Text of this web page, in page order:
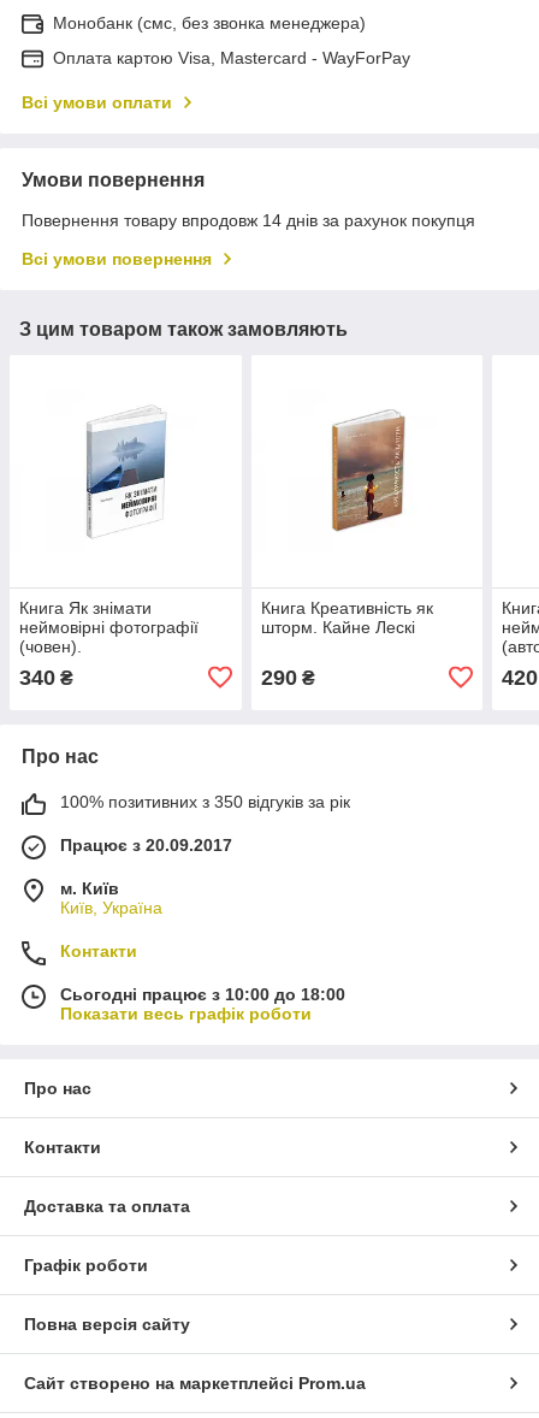
Монобанк (смс, без звонка менеджера)
Оплата картою Visa, Mastercard - WayForPay
Всі умови оплати
Умови повернення
Повернення товару впродовж 14 днів за рахунок покупця
Всі умови повернення
З цим товаром також замовляють
Книга Як знімати
неймовірні фотографії
(човен).
340 ₴
Книга Креативність як
шторм. Кайне Лескі
290₴ 420
Про нас
100% позитивних з 350 відгуків за рік
Працює з 20.09.2017
м. Київ
Київ, Україна
Контакти
Сьогодні працює з 10:00 до 18:00
Показати весь графік роботи
Про нас
Контакти
Доставка та оплата
Графік роботи
Повна версія сайту
Сайт створено на маркетплейсі Prom.ua